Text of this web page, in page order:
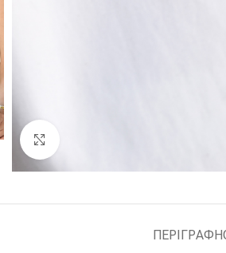
ΠΕΡΙΓΡΑΦΗ